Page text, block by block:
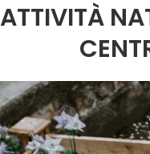
ATTIVITÀ